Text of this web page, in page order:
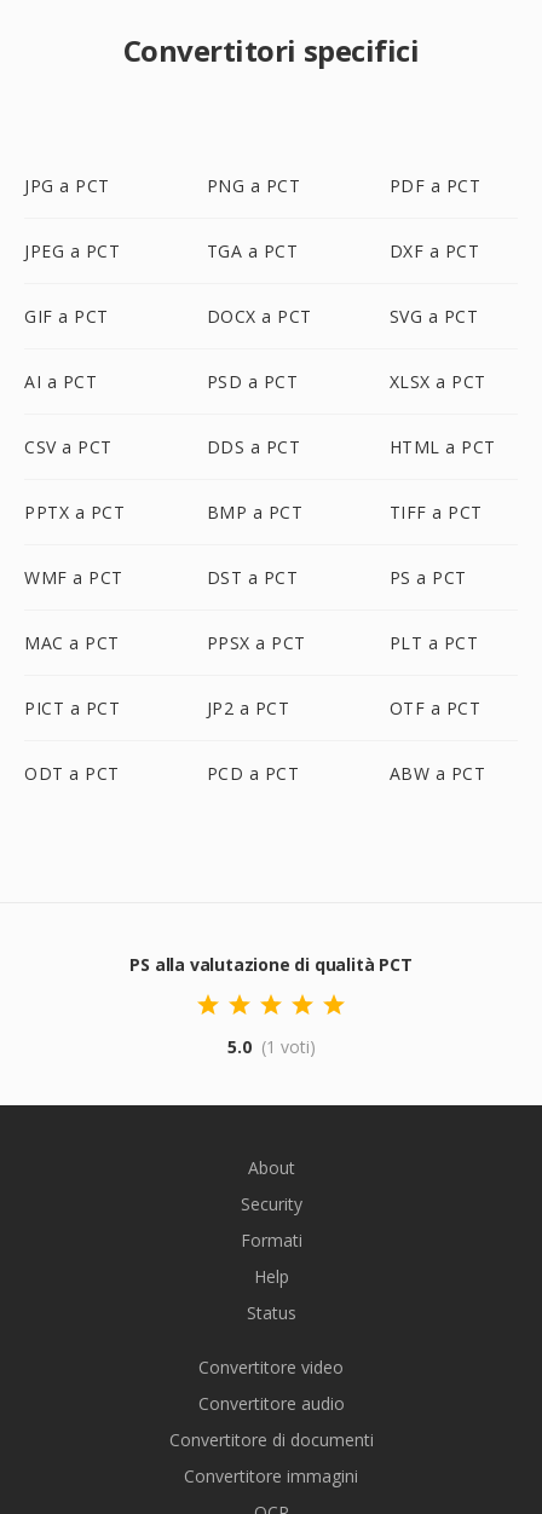
Convertitori specifici
JPG a PCT PNG a PCT PDF a PCT
JPEG a PCT TGA a PCT DXF a PCT
GIF a PCT DOCX a PCT SVG a PCT
AI a PCT PSD a PCT XLSX a PCT
CSV a PCT DDS a PCT HTML a PCT
PPTX a PCT BMP a PCT TIFF a PCT
WMF a PCT DST a PCT PS a PCT
MAC a PCT PPSX a PCT PLT a PCT
PICT a PCT JP2 a PCT OTF a PCT
ODT a PCT PCD a PCT ABW a PCT
PS alla valutazione di qualità PCT
5.0 (1 voti)
About
Security
Formati
Help
Status
Convertitore video
Convertitore audio
Convertitore di documenti
Convertitore immagini